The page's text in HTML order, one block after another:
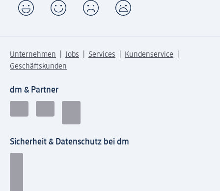
Unternehmen Jobs Services
Kundenservice
Geschäftskunden
dm & Partner
Sicherheit & Datenschutz bei dm